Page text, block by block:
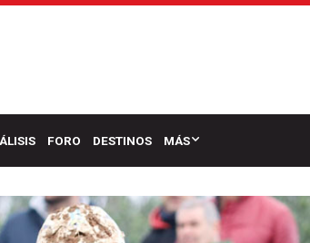
FORO DESTINOS MÁS